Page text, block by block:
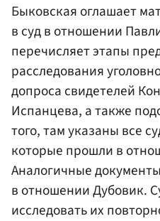
Быковская оглашает
в суд в отношении
перечисляет этапы
расследования
допроса свидетелей
Испанцева, а также
того, там указаны все
которые прошли в
Аналогичные
в отношении Дубовик.
исследовать их